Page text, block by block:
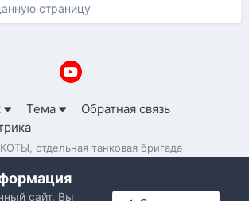
страницу
Тема Обратная связь
отдельная танковая бригада
сайт, Вы